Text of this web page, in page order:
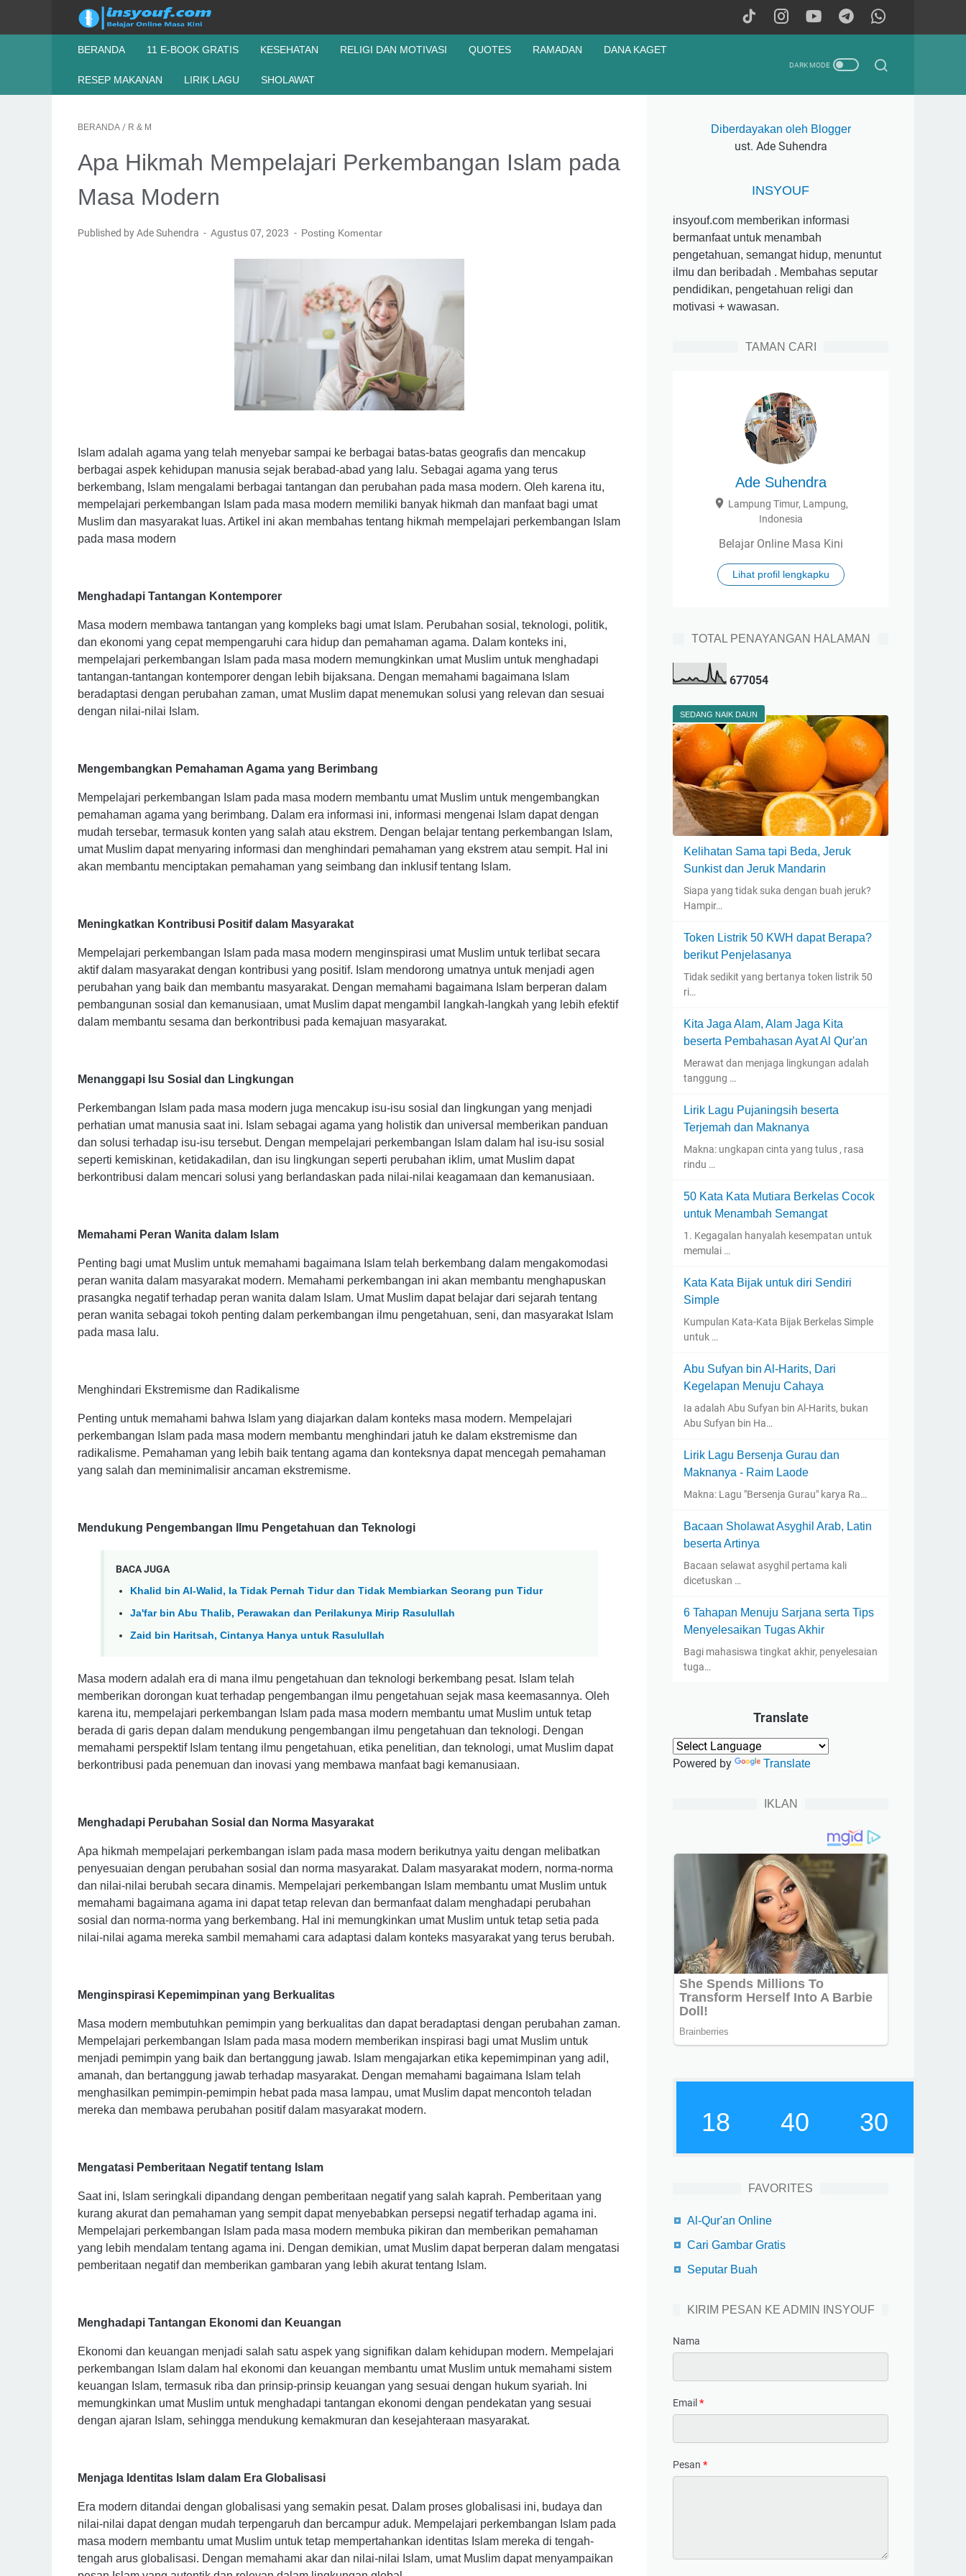
BERANDA 11 E-BOOK GRATIS KESEHATAN RELIGI DAN MOTIVASI QUOTES RAMADAN DANA KAGET
RESEP MAKANAN LIRIK LAGU SHOLAWAT
BERANDA / R & M
Apa Hikmah Mempelajari Perkembangan Islam pada
Masa Modern
Published by Ade Suhendra Agustus 07, 2023 Posting Komentar
Islam adalah agama yang telah menyebar sampai ke berbagai batas-batas geografis dan mencakup
berbagai aspek kehidupan manusia sejak berabad-abad yang lalu. Sebagai agama yang terus
berkembang, Islam mengalami berbagai tantangan dan perubahan pada masa modern. Oleh karena itu,
mempelajari perkembangan Islam pada masa modern memiliki banyak hikmah dan manfaat bagi umat
Muslim dan masyarakat luas. Artikel ini akan membahas tentang hikmah mempelajari perkembangan Islam
pada masa modern
Menghadapi Tantangan Kontemporer
Masa modern membawa tantangan yang kompleks bagi umat Islam. Perubahan sosial, teknologi, politik,
dan ekonomi yang cepat mempengaruhi cara hidup dan pemahaman agama. Dalam konteks ini,
mempelajari perkembangan Islam pada masa modern memungkinkan umat Muslim untuk menghadapi
tantangan-tantangan kontemporer dengan lebih bijaksana. Dengan memahami bagaimana Islam
beradaptasi dengan perubahan zaman, umat Muslim dapat menemukan solusi yang relevan dan sesuai
dengan nilai-nilai Islam.
Mengembangkan Pemahaman Agama yang Berimbang
Mempelajari perkembangan Islam pada masa modern membantu umat Muslim untuk mengembangkan
pemahaman agama yang berimbang. Dalam era informasi ini, informasi mengenai Islam dapat dengan
mudah tersebar, termasuk konten yang salah atau ekstrem. Dengan belajar tentang perkembangan Islam,
umat Muslim dapat menyaring informasi dan menghindari pemahaman yang ekstrem atau sempit. Hal ini
akan membantu menciptakan pemahaman yang seimbang dan inklusif tentang Islam.
Meningkatkan Kontribusi Positif dalam Masyarakat
Mempelajari perkembangan Islam pada masa modern menginspirasi umat Muslim untuk terlibat secara
aktif dalam masyarakat dengan kontribusi yang positif. Islam mendorong umatnya untuk menjadi agen
perubahan yang baik dan membantu masyarakat. Dengan memahami bagaimana Islam berperan dalam
pembangunan sosial dan kemanusiaan, umat Muslim dapat mengambil langkah-langkah yang lebih efektif
dalam membantu sesama dan berkontribusi pada kemajuan masyarakat.
Menanggapi Isu Sosial dan Lingkungan
Perkembangan Islam pada masa modern juga mencakup isu-isu sosial dan lingkungan yang menjadi
perhatian umat manusia saat ini. Islam sebagai agama yang holistik dan universal memberikan panduan
dan solusi terhadap isu-isu tersebut. Dengan mempelajari perkembangan Islam dalam hal isu-isu sosial
seperti kemiskinan, ketidakadilan, dan isu lingkungan seperti perubahan iklim, umat Muslim dapat
berkontribusi dalam mencari solusi yang berlandaskan pada nilai-nilai keagamaan dan kemanusiaan.
Memahami Peran Wanita dalam Islam
Penting bagi umat Muslim untuk memahami bagaimana Islam telah berkembang dalam mengakomodasi
peran wanita dalam masyarakat modern. Memahami perkembangan ini akan membantu menghapuskan
prasangka negatif terhadap peran wanita dalam Islam. Umat Muslim dapat belajar dari sejarah tentang
peran wanita sebagai tokoh penting dalam perkembangan ilmu pengetahuan, seni, dan masyarakat Islam
pada masa lalu.
Menghindari Ekstremisme dan Radikalisme
Penting untuk memahami bahwa Islam yang diajarkan dalam konteks masa modern. Mempelajari
perkembangan Islam pada masa modern membantu menghindari jatuh ke dalam ekstremisme dan
radikalisme. Pemahaman yang lebih baik tentang agama dan konteksnya dapat mencegah pemahaman
yang salah dan meminimalisir ancaman ekstremisme.
Mendukung Pengembangan Ilmu Pengetahuan dan Teknologi
BACA JUGA
Khalid bin Al-Walid, Ia Tidak Pernah Tidur dan Tidak Membiarkan Seorang pun Tidur
Ja'far bin Abu Thalib, Perawakan dan Perilakunya Mirip Rasulullah
Zaid bin Haritsah, Cintanya Hanya untuk Rasulullah
Masa modern adalah era di mana ilmu pengetahuan dan teknologi berkembang pesat. Islam telah
memberikan dorongan kuat terhadap pengembangan ilmu pengetahuan sejak masa keemasannya. Oleh
karena itu, mempelajari perkembangan Islam pada masa modern membantu umat Muslim untuk tetap
berada di garis depan dalam mendukung pengembangan ilmu pengetahuan dan teknologi. Dengan
memahami perspektif Islam tentang ilmu pengetahuan, etika penelitian, dan teknologi, umat Muslim dapat
berkontribusi pada penemuan dan inovasi yang membawa manfaat bagi kemanusiaan.
Menghadapi Perubahan Sosial dan Norma Masyarakat
Apa hikmah mempelajari perkembangan islam pada masa modern berikutnya yaitu dengan melibatkan
penyesuaian dengan perubahan sosial dan norma masyarakat. Dalam masyarakat modern, norma-norma
dan nilai-nilai berubah secara dinamis. Mempelajari perkembangan Islam membantu umat Muslim untuk
memahami bagaimana agama ini dapat tetap relevan dan bermanfaat dalam menghadapi perubahan
sosial dan norma-norma yang berkembang. Hal ini memungkinkan umat Muslim untuk tetap setia pada
nilai-nilai agama mereka sambil memahami cara adaptasi dalam konteks masyarakat yang terus berubah.
Menginspirasi Kepemimpinan yang Berkualitas
Masa modern membutuhkan pemimpin yang berkualitas dan dapat beradaptasi dengan perubahan zaman.
Mempelajari perkembangan Islam pada masa modern memberikan inspirasi bagi umat Muslim untuk
menjadi pemimpin yang baik dan bertanggung jawab. Islam mengajarkan etika kepemimpinan yang adil,
amanah, dan bertanggung jawab terhadap masyarakat. Dengan memahami bagaimana Islam telah
menghasilkan pemimpin-pemimpin hebat pada masa lampau, umat Muslim dapat mencontoh teladan
mereka dan membawa perubahan positif dalam masyarakat modern.
Mengatasi Pemberitaan Negatif tentang Islam
Saat ini, Islam seringkali dipandang dengan pemberitaan negatif yang salah kaprah. Pemberitaan yang
kurang akurat dan pemahaman yang sempit dapat menyebabkan persepsi negatif terhadap agama ini.
Mempelajari perkembangan Islam pada masa modern membuka pikiran dan memberikan pemahaman
yang lebih mendalam tentang agama ini. Dengan demikian, umat Muslim dapat berperan dalam mengatasi
pemberitaan negatif dan memberikan gambaran yang lebih akurat tentang Islam.
Menghadapi Tantangan Ekonomi dan Keuangan
Ekonomi dan keuangan menjadi salah satu aspek yang signifikan dalam kehidupan modern. Mempelajari
perkembangan Islam dalam hal ekonomi dan keuangan membantu umat Muslim untuk memahami sistem
keuangan Islam, termasuk riba dan prinsip-prinsip keuangan yang sesuai dengan hukum syariah. Ini
memungkinkan umat Muslim untuk menghadapi tantangan ekonomi dengan pendekatan yang sesuai
dengan ajaran Islam, sehingga mendukung kemakmuran dan kesejahteraan masyarakat.
Menjaga Identitas Islam dalam Era Globalisasi
Era modern ditandai dengan globalisasi yang semakin pesat. Dalam proses globalisasi ini, budaya dan
nilai-nilai dapat dengan mudah terpengaruh dan bercampur aduk. Mempelajari perkembangan Islam pada
masa modern membantu umat Muslim untuk tetap mempertahankan identitas Islam mereka di tengah-
tengah arus globalisasi. Dengan memahami akar dan nilai-nilai Islam, umat Muslim dapat menyampaikan
Diberdayakan oleh Blogger
ust. Ade Suhendra
INSYOUF
insyouf.com memberikan informasi
bermanfaat untuk menambah
pengetahuan, semangat hidup, menuntut
ilmu dan beribadah . Membahas seputar
pendidikan, pengetahuan religi dan
motivasi + wawasan.
TAMAN CARI
Ade Suhendra
Lampung Timur, Lampung,
Indonesia
Belajar Online Masa Kini
Lihat profil lengkapku
TOTAL PENAYANGAN HALAMAN
677054
SEDANG NAIK DAUN
Kelihatan Sama tapi Beda, Jeruk
Sunkist dan Jeruk Mandarin
Siapa yang tidak suka dengan buah jeruk?
Hampir…
Token Listrik 50 KWH dapat Berapa?
berikut Penjelasanya
Tidak sedikit yang bertanya token listrik 50
ri…
Kita Jaga Alam, Alam Jaga Kita
beserta Pembahasan Ayat Al Qur'an
Merawat dan menjaga lingkungan adalah
tanggung …
Lirik Lagu Pujaningsih beserta
Terjemah dan Maknanya
Makna: ungkapan cinta yang tulus , rasa
rindu …
50 Kata Kata Mutiara Berkelas Cocok
untuk Menambah Semangat
1. Kegagalan hanyalah kesempatan untuk
memulai …
Kata Kata Bijak untuk diri Sendiri
Simple
Kumpulan Kata-Kata Bijak Berkelas Simple
untuk …
Abu Sufyan bin Al-Harits, Dari
Kegelapan Menuju Cahaya
Ia adalah Abu Sufyan bin Al-Harits, bukan
Abu Sufyan bin Ha…
Lirik Lagu Bersenja Gurau dan
Maknanya - Raim Laode
Makna: Lagu "Bersenja Gurau" karya Ra…
Bacaan Sholawat Asyghil Arab, Latin
beserta Artinya
Bacaan selawat asyghil pertama kali
dicetuskan …
6 Tahapan Menuju Sarjana serta Tips
Menyelesaikan Tugas Akhir
Bagi mahasiswa tingkat akhir, penyelesaian
tuga…
Translate
Powered by Translate
IKLAN
18 40 31
FAVORITES
Al-Qur'an Online
Cari Gambar Gratis
Seputar Buah
KIRIM PESAN KE ADMIN INSYOUF
Nama
Email *
Pesan *